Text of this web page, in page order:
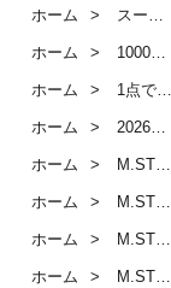
ホーム スープ・パスタプレート
ホーム 1000円～3000円のうつわ
ホーム 1点で送料無料対象アイテム
ホーム 2026円～4500円のうつわ
ホーム M.STYLE
ホーム M.STYLE
ホーム M.STYLE「梨花」
ホーム M.STYLE「梨花」 / スープ・パスタプレート